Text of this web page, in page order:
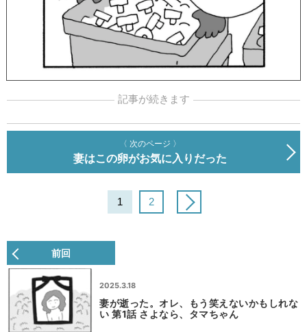
記事が続きます
〈 次のページ 〉
妻はこの卵がお気に入りだった
1 2
前回
2025.3.18
妻が逝った。オレ、もう笑えないかもしれな
い 第1話 さよなら、タマちゃん